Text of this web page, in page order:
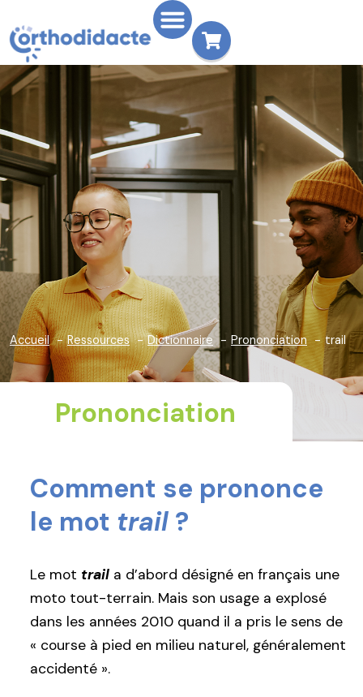
Accueil Ressources Dictionnaire Prononciation trail
Prononciation
Comment se prononce
le mot trail ?
Le mot trail a d’abord désigné en français une
moto tout-terrain. Mais son usage a explosé
dans les années 2010 quand il a pris le sens de
« course à pied en milieu naturel, généralement
accidenté ».